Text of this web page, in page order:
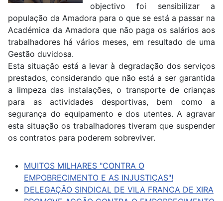
objectivo foi sensibilizar a
população da Amadora para o que se está a passar na
Académica da Amadora que não paga os salários aos
trabalhadores há vários meses, em resultado de uma
Gestão duvidosa.
Esta situação está a levar à degradação dos serviços
prestados, considerando que não está a ser garantida
a limpeza das instalações, o transporte de crianças
para as actividades desportivas, bem como a
segurança do equipamento e dos utentes. A agravar
esta situação os trabalhadores tiveram que suspender
os contratos para poderem sobreviver.
MUITOS MILHARES "CONTRA O
EMPOBRECIMENTO E AS INJUSTIÇAS"!
DELEGAÇÃO SINDICAL DE VILA FRANCA DE XIRA